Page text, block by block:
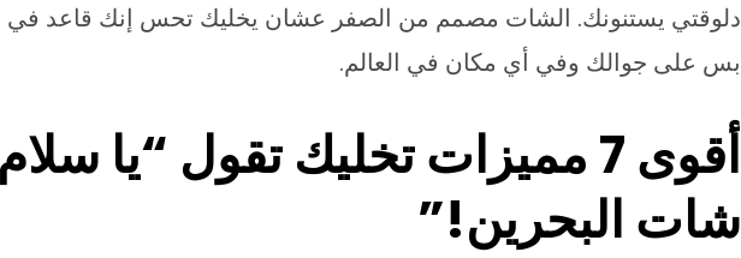
دلوقتي يستنونك. الشات مصمم من الصفر عشان يخليك تحس إنك قاعد في
بس على جوالك وفي أي مكان في العالم.
أقوى 7 مميزات تخليك تقول “يا
شات البحرين!”